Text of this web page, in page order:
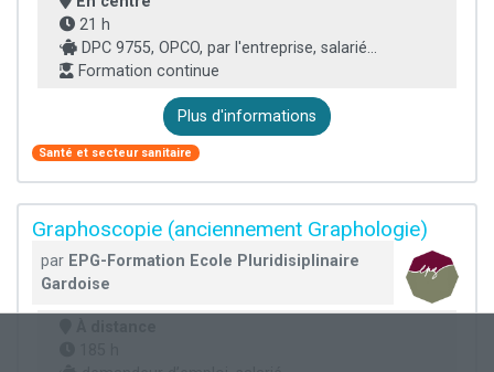
21 h
DPC 9755, OPCO, par l'entreprise, salarié...
Formation continue
Plus d'informations
Santé et secteur sanitaire
Graphoscopie (anciennement Graphologie)
par EPG-Formation Ecole Pluridisiplinaire
Gardoise